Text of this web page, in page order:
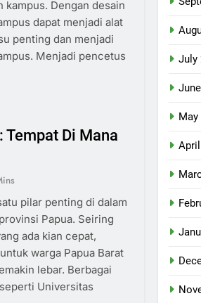
Dengan desain
dapat menjadi alat
penting dan menjadi
Menjadi pencetus
Tempat Di Mana
pilar penting di dalam
Papua. Seiring
ada kian cepat,
warga Papua Barat
lebar. Berbagai
Universitas
July
May